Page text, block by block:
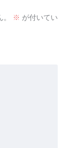
※ が付いてい